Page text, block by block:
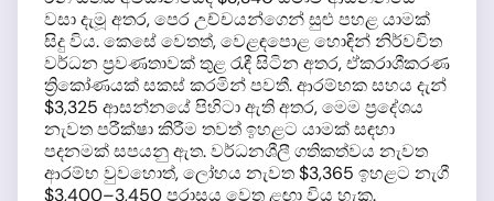
වසා දැමූ අතර, පෙර උච්චයන්ගෙන් සුළු පහළ යාමක්
සිදු විය. කෙසේ වෙතත්, වෙළඳපොළ හොඳින් නිර්වචිත
වර්ධන ප්‍රවණතාවක් තුළ රැඳී සිටින අතර, ඒකරාශීකරණ
ත්‍රිකෝණයක් සකස් කරමින් පවතී. ආරම්භක සහය දැන්
$3,325 ආසන්නයේ පිහිටා ඇති අතර, මෙම ප්‍රදේශය
නැවත පරීක්ෂා කිරීම තවත් ඉහළට යාමක් සඳහා
පදනමක් සපයනු ඇත. වර්ධනශීලී ගතිකත්වය නැවත
ආරම්භ වුවහොත්, ලෝහය නැවත $3,365 ඉහළට නැගී
$3,400–3,450 පරාසය වෙත ළඟා විය හැක.